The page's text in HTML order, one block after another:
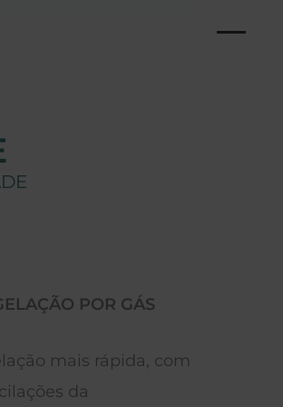
EVAPORADOR COM DUPLA
Sistemas de frio de elevada
performance com baixo custo